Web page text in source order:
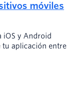
móviles
iOS y Android
tu aplicación entre